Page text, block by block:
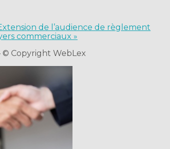
de l’audience de règlement
commerciaux »
© Copyright WebLex